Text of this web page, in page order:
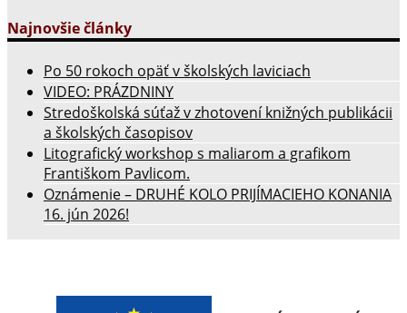
Najnovšie články
Po 50 rokoch opäť v školských laviciach
VIDEO: PRÁZDNINY
Stredoškolská súťaž v zhotovení knižných publikácii
a školských časopisov
Litografický workshop s maliarom a grafikom
Františkom Pavlicom.
Oznámenie – DRUHÉ KOLO PRIJÍMACIEHO KONANIA
16. jún 2026!